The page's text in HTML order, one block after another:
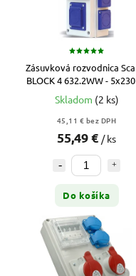
Zásuvková rozvodnica
BLOCK 4 632.2WW -
4 DIN (bez istenia)
Skladom (2 ks)
45,11 € bez DPH
55,49 € / ks
Do košíka